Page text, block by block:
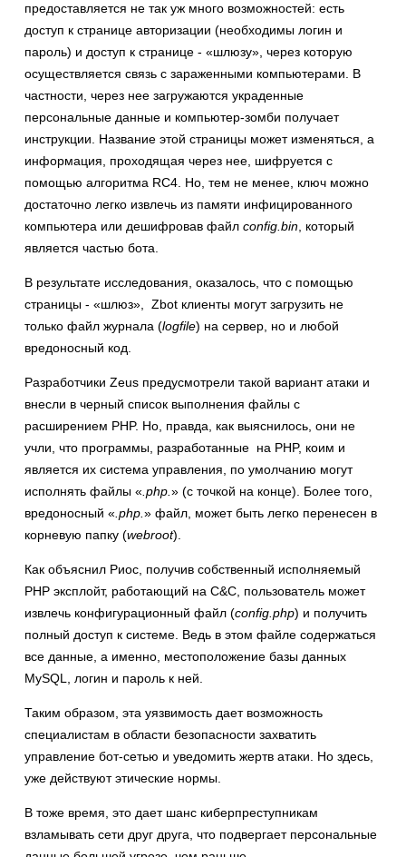
предоставляется не так уж много возможностей: есть
доступ к странице авторизации (необходимы логин и
пароль) и доступ к странице - «шлюзу», через которую
осуществляется связь с зараженными компьютерами. В
частности, через нее загружаются украденные
персональные данные и компьютер-зомби получает
инструкции. Название этой страницы может изменяться, а
информация, проходящая через нее, шифруется с
помощью алгоритма RC4. Но, тем не менее, ключ можно
достаточно легко извлечь из памяти инфицированного
компьютера или дешифровав файл config.bin, который
является частью бота.
В результате исследования, оказалось, что с помощью
страницы - «шлюз», Zbot клиенты могут загрузить не
только файл журнала (logfile) на сервер, но и любой
вредоносный код.
Разработчики Zeus предусмотрели такой вариант атаки и
внесли в черный список выполнения файлы с
расширением PHP. Но, правда, как выяснилось, они не
учли, что программы, разработанные на PHP, коим и
является их система управления, по умолчанию могут
исполнять файлы «.php.» (с точкой на конце). Более того,
вредоносный «.php.» файл, может быть легко перенесен в
корневую папку (webroot).
Как объяснил Риос, получив собственный исполняемый
PHP эксплойт, работающий на C&C, пользователь может
извлечь конфигурационный файл (config.php) и получить
полный доступ к системе. Ведь в этом файле содержаться
все данные, а именно, местоположение базы данных
MySQL, логин и пароль к ней.
Таким образом, эта уязвимость дает возможность
специалистам в области безопасности захватить
управление бот-сетью и уведомить жертв атаки. Но здесь,
уже действуют этические нормы.
В тоже время, это дает шанс киберпреступникам
взламывать сети друг друга, что подвергает персональные